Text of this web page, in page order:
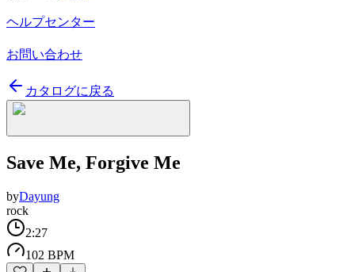
ヘルプセンター
お問い合わせ
カタログに戻る
Save Me, Forgive Me
byDayung
rock
2:27
102 BPM